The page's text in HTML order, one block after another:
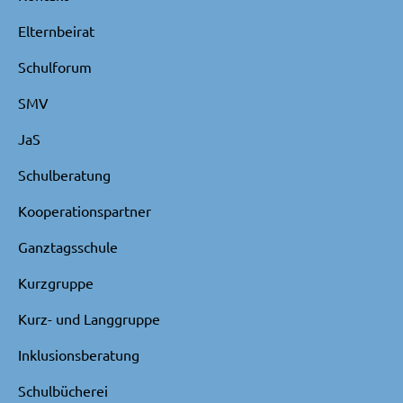
Elternbeirat
Schulforum
SMV
JaS
Schulberatung
Kooperationspartner
Ganztagsschule
Kurzgruppe
Kurz- und Langgruppe
Inklusionsberatung
Schulbücherei